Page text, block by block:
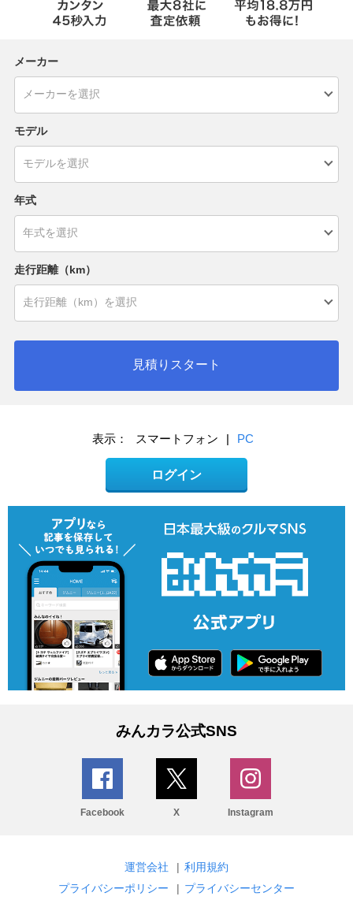
メーカー
モデル
年式
走行距離（km）
見積りスタート
表示： スマートフォン | PC
ログイン
みんカラ公式SNS
Facebook X Instagram
運営会社 | 利用規約
プライバシーポリシー
| プライバシーセンター